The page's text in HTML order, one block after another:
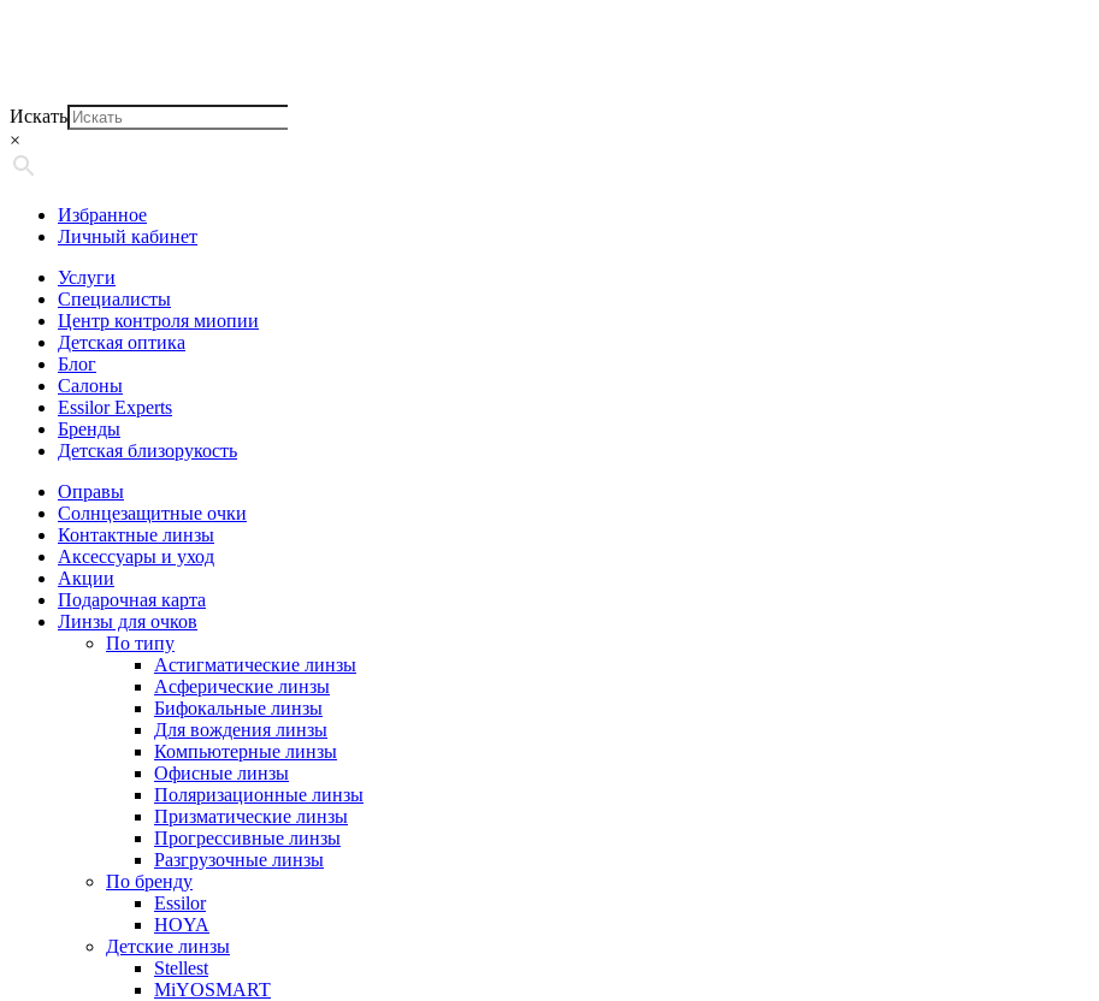
Искать
×
Избранное
Личный кабинет
Услуги
Специалисты
Центр контроля миопии
Детская оптика
Блог
Салоны
Essilor Experts
Бренды
Детская близорукость
Оправы
Солнцезащитные очки
Контактные линзы
Аксессуары и уход
Акции
Подарочная карта
Линзы для очков
По типу
Астигматические линзы
Асферические линзы
Бифокальные линзы
Для вождения линзы
Компьютерные линзы
Офисные линзы
Поляризационные линзы
Призматические линзы
Прогрессивные линзы
Разгрузочные линзы
По бренду
Essilor
HOYA
Детские линзы
Stellest
MiYOSMART